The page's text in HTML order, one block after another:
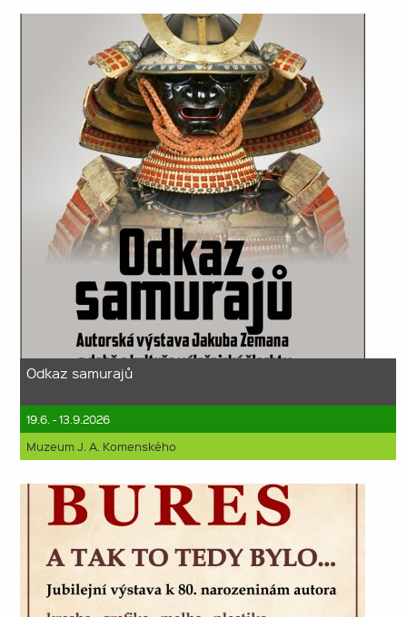
Odkaz samurajů
19.6. - 13.9.2026
Muzeum J. A. Komenského